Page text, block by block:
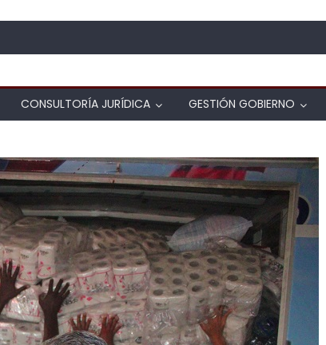
CONSULTORÍA JURÍDICA GESTIÓN GOBIERNO